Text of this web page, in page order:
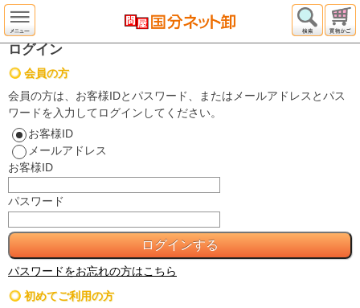
ログイン
会員の方
会員の方は、お客様IDとパスワード、またはメールアドレスとパス
ワードを入力してログインしてください。
お客様ID
メールアドレス
お客様ID
パスワード
パスワードをお忘れの方はこちら
初めてご利用の方